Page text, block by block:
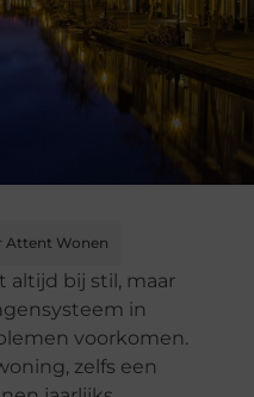
Attent Wonen
altijd bij stil, maar
in
voorkomen.
zelfs een